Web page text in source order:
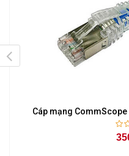
Cáp mạng CommScope